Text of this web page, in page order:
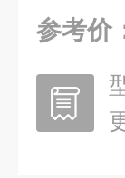
参考价